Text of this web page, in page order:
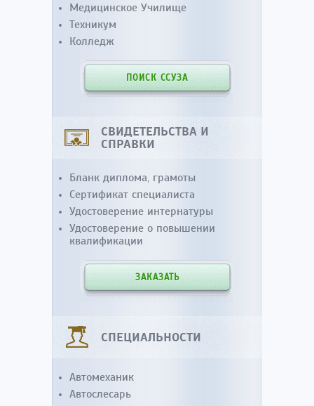
Медицинское Училище
Техникум
Колледж
ПОИСК ССУЗА
СВИДЕТЕЛЬСТВА И
СПРАВКИ
Бланк диплома, грамоты
Сертификат специалиста
Удостоверение интернатуры
Удостоверение о повышении
квалификации
ЗАКАЗАТЬ
СПЕЦИАЛЬНОСТИ
Автомеханик
Автослесарь